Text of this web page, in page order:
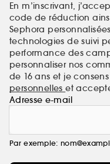
En m’inscrivant,
code de réduction
Sephora
technologies de suivi
performance des
personnaliser nos
de 16 ans et je
personnelleset
Adresse e-mail
Par exemple: